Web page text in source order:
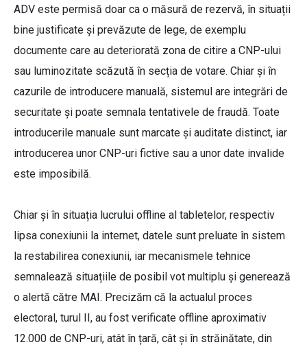
ADV este permisă doar ca o măsură de rezervă, în situații
bine justificate și prevăzute de lege, de exemplu
documente care au deteriorată zona de citire a CNP-ului
sau luminozitate scăzută în secția de votare. Chiar și în
cazurile de introducere manuală, sistemul are integrări de
securitate și poate semnala tentativele de fraudă. Toate
introducerile manuale sunt marcate și auditate distinct, iar
introducerea unor CNP-uri fictive sau a unor date invalide
este imposibilă.
Chiar și în situația lucrului offline al tabletelor, respectiv
lipsa conexiunii la internet, datele sunt preluate în sistem
la restabilirea conexiunii, iar mecanismele tehnice
semnalează situațiile de posibil vot multiplu și generează
o alertă către MAI. Precizăm că la actualul proces
electoral, turul II, au fost verificate offline aproximativ
12.000 de CNP-uri, atât în țară, cât și în străinătate, din